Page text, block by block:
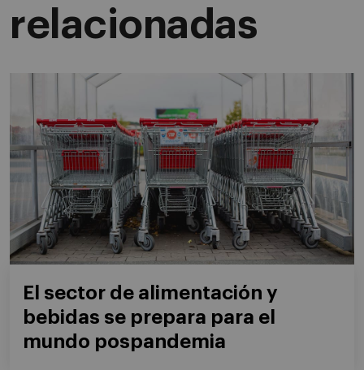
relacionadas
El sector de alimentación y
bebidas se prepara para el
mundo pospandemia